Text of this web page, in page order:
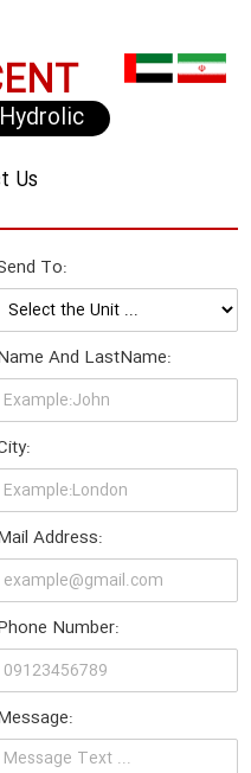
Us
To:
And LastName:
Address:
Number: